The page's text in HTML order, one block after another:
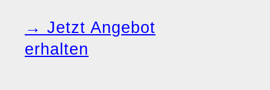
→ Jetzt Angebot
erhalten